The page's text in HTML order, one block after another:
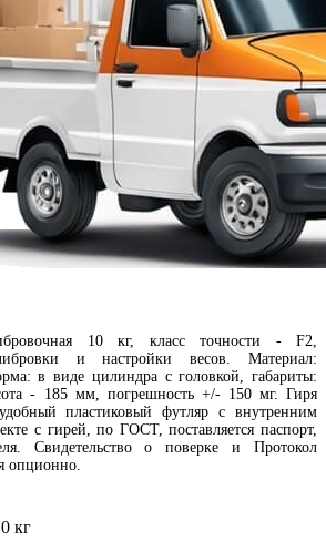
10 кг, класс точности - F2,
и настройки весов. Материал:
в виде цилиндра с головкой, габариты:
- 185 мм, погрешность +/- 150 мг. Гиря
пластиковый футляр с внутренним
с гирей, по ГОСТ, поставляется паспорт,
Свидетельство о поверке и Протокол
опционно.
кг